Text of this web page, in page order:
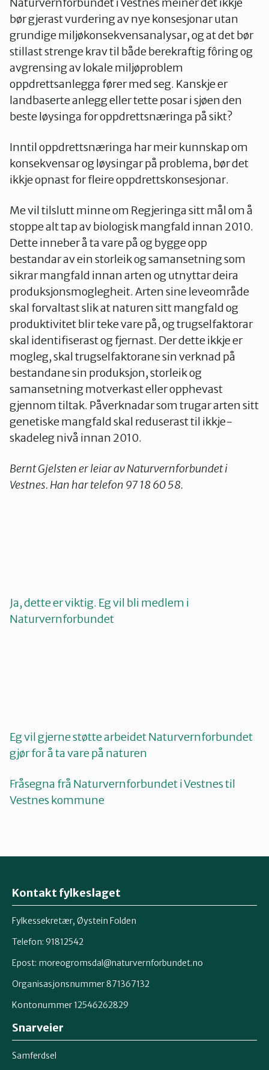
bør gjerast vurdering av nye konsesjonar utan
grundige miljøkonsekvensanalysar, og at det bør
stillast strenge krav til både berekraftig fôring og
avgrensing av lokale miljøproblem
oppdrettsanlegga fører med seg. Kanskje er
landbaserte anlegg eller tette posar i sjøen den
beste løysinga for oppdrettsnæringa på sikt?
Inntil oppdrettsnæringa har meir kunnskap om
konsekvensar og løysingar på problema, bør det
ikkje opnast for fleire oppdrettskonsesjonar.
Me vil tilslutt minne om Regjeringa sitt mål om å
stoppe alt tap av biologisk mangfald innan 2010.
Dette inneber å ta vare på og bygge opp
bestandar av ein storleik og samansetning som
sikrar mangfald innan arten og utnyttar deira
produksjonsmoglegheit. Arten sine leveområde
skal forvaltast slik at naturen sitt mangfald og
produktivitet blir teke vare på, og trugselfaktorar
skal identifiserast og fjernast. Der dette ikkje er
mogleg, skal trugselfaktorane sin verknad på
bestandane sin produksjon, storleik og
samansetning motverkast eller opphevast
gjennom tiltak. Påverknadar som trugar arten sitt
genetiske mangfald skal reduserast til ikkje-
skadeleg nivå innan 2010.
Bernt Gjelsten er leiar av Naturvernforbundet i
Vestnes. Han har telefon 97 18 60 58.
Ja, dette er viktig. Eg vil bli medlem i
Naturvernforbundet
Eg vil gjerne støtte arbeidet Naturvernforbundet
gjør for å ta vare på naturen
Fråsegna frå Naturvernforbundet i Vestnes til
Vestnes kommune
Kontakt fylkeslaget
Fylkessekretær, Øystein Folden
Telefon: 91812542
Epost: moreogromsdal@naturvernforbundet.no
Organisasjonsnummer 871367132
Kontonummer 12546262829
Snarveier
Samferdsel